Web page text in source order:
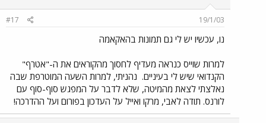
19/1/03
#17
נו, עכשיו יש לי גם תמונות בהאקאמה
למרות שוייס כנראה מעדיף לחסוך מהקוראים את ה-"אטרף"
הקנדואי שיש לי בעיניים. נהניתי, למרות השעה המוטרפת שבה
נאלצתי לצאת מהמיטה, שלא לדבר על המפגש סוף-סוף עם
לורנס. תודה לאבי, מרקו ואייל על העדכון בפורום ועל ההדרכה!